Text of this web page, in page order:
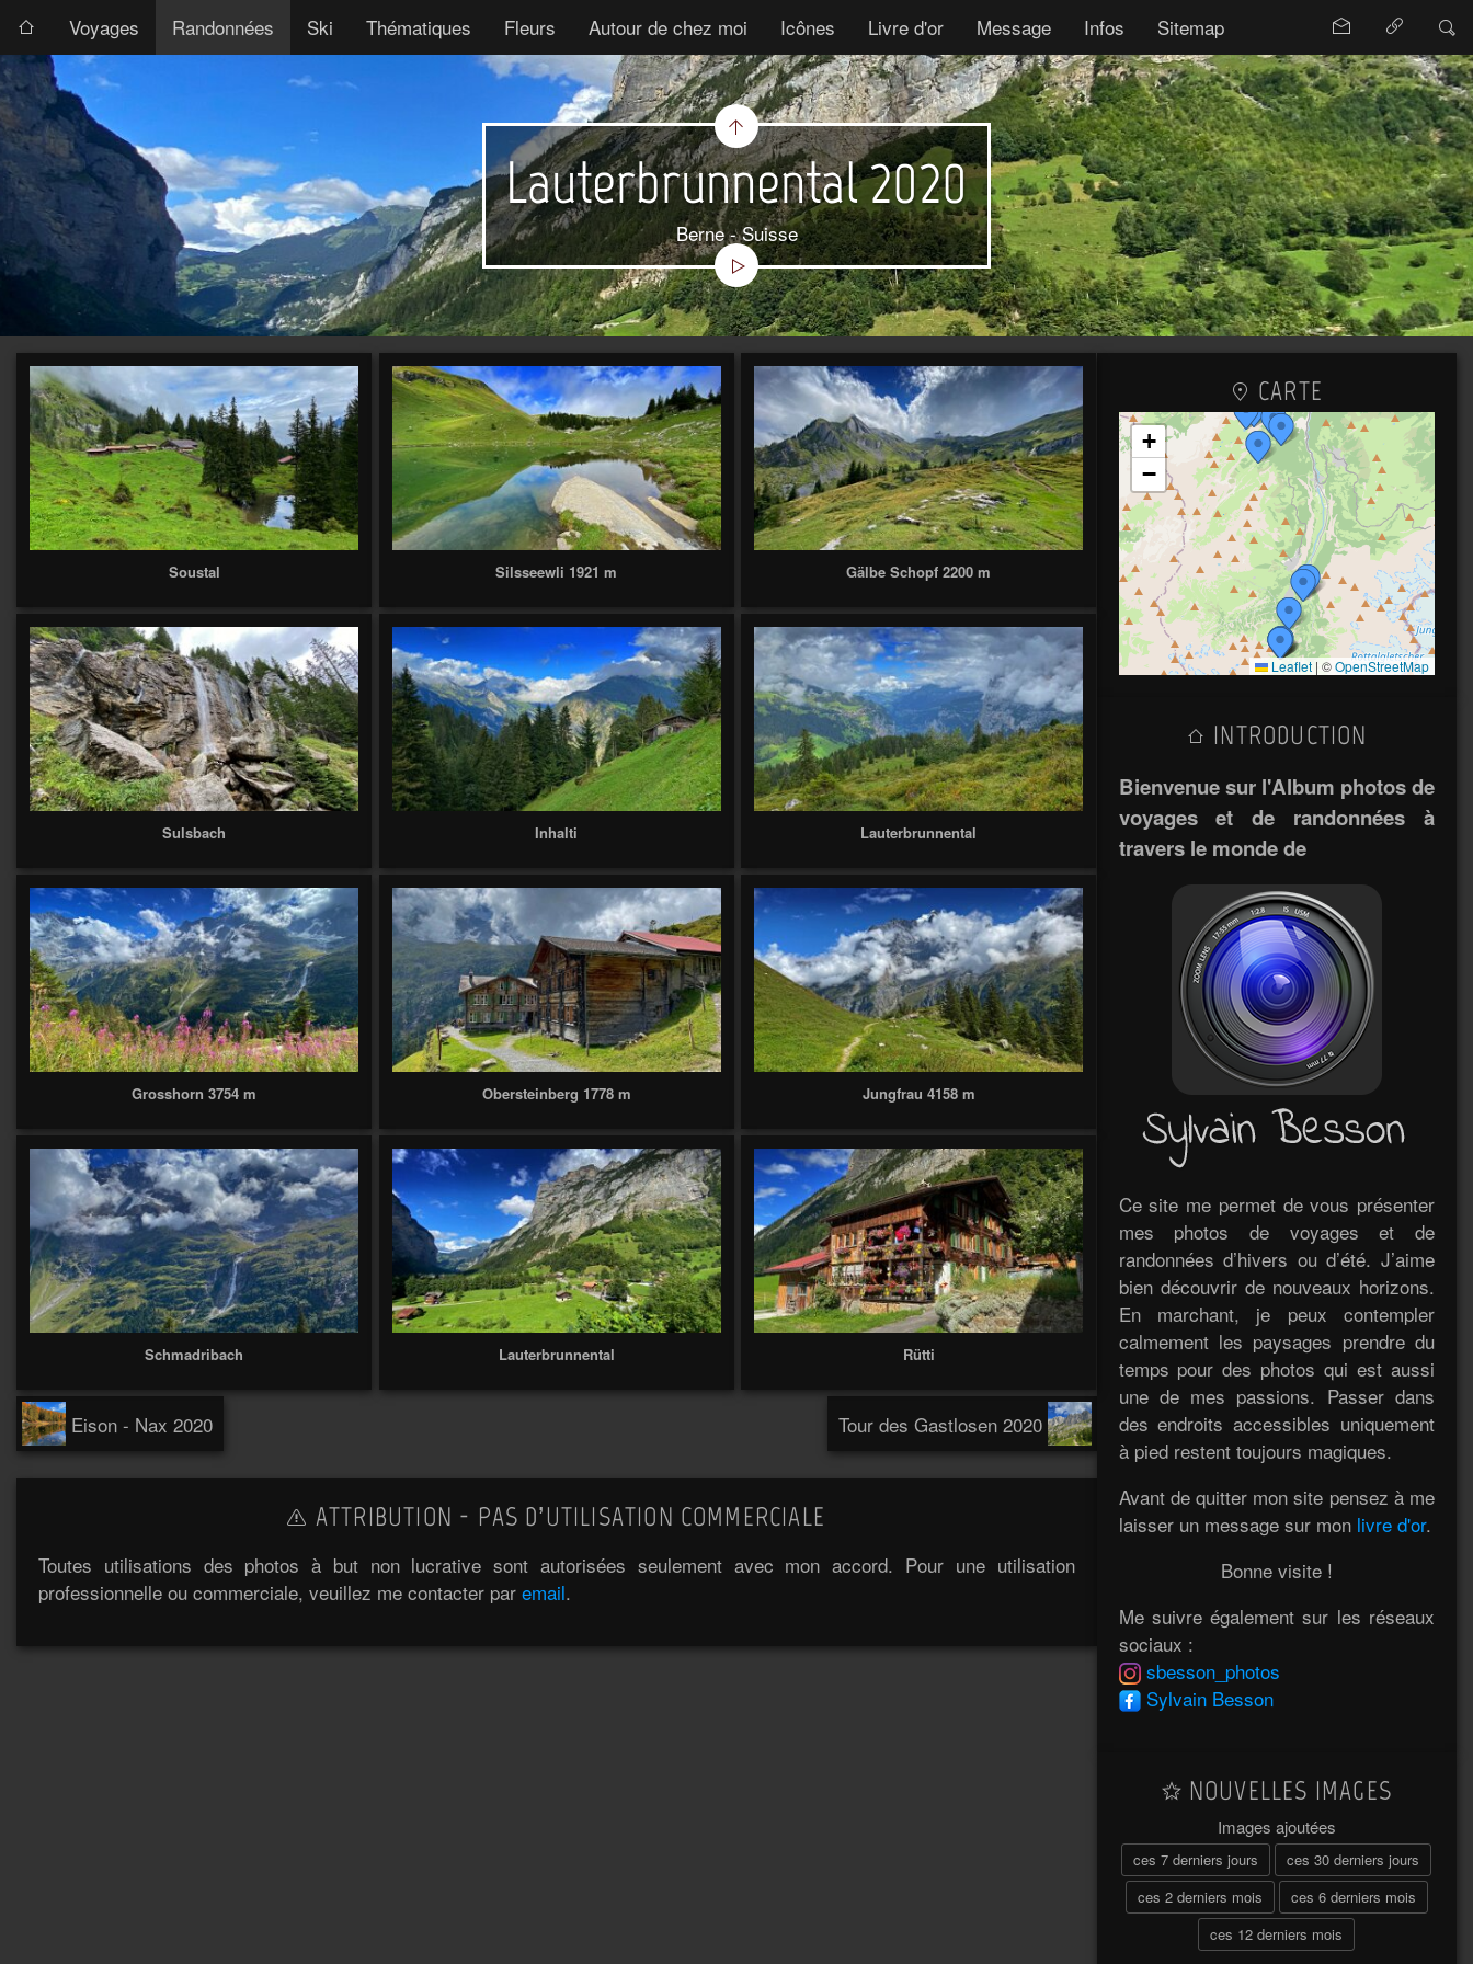
Voyages Randonnées Ski Thématiques Fleurs Autour de chez moi Icônes Livre d'or Message Infos Sitemap
Lauterbrunnental 2020
Berne - Suisse
Soustal Silsseewli 1921 m Gälbe Schopf 2200 m
Sulsbach Inhalti Lauterbrunnental
Grosshorn 3754 m Obersteinberg 1778 m Jungfrau 4158 m
Schmadribach Lauterbrunnental Rütti
Eison - Nax 2020 Tour des Gastlosen 2020
ATTRIBUTION - PAS D’UTILISATION COMMERCIALE
Toutes utilisations des photos à but non lucrative sont autorisées seulement avec mon accord. Pour une utilisation
professionnelle ou commerciale, veuillez me contacter par email.
CARTE
+
−
Leaflet | ©OpenStreetMap
INTRODUCTION
Bienvenue sur l'Album photos de
voyages et de randonnées à
travers le monde de
Ce site me permet de vous présenter
mes photos de voyages et de
randonnées d’hivers ou d’été. J’aime
bien découvrir de nouveaux horizons.
En marchant, je peux contempler
calmement les paysages prendre du
temps pour des photos qui est aussi
une de mes passions. Passer dans
des endroits accessibles uniquement
à pied restent toujours magiques.
Avant de quitter mon site pensez à me
laisser un message sur mon livre d'or.
Bonne visite !
Me suivre également sur les réseaux
sociaux :
sbesson_photos
Sylvain Besson
NOUVELLES IMAGES
Images ajoutées
ces 7 derniers jours
ces 30 derniers jours
ces 2 derniers mois
ces 6 derniers mois
ces 12 derniers mois